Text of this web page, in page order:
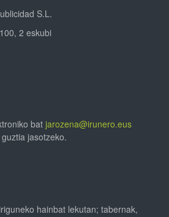
S.L.
2 eskubi
bat jarozena@irunero.eus
jasotzeko.
hainbat lekutan; tabernak,